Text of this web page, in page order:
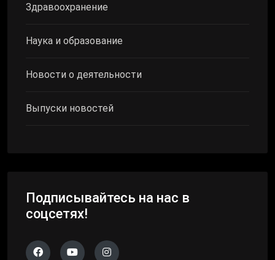
Здравоохранение
Наука и образование
Новости о деятельности
Выпуски новостей
Подписывайтесь на нас в
соцсетях!